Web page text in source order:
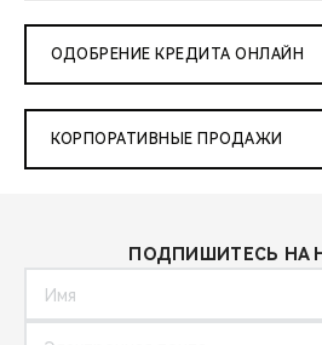
ОДОБРЕНИЕ КРЕДИТА ОНЛАЙН
КОРПОРАТИВНЫЕ ПРОДАЖИ
ПОДПИШИТЕСЬ НА